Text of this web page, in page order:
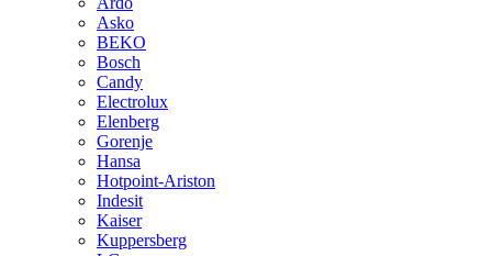
Asko
BEKO
Bosch
Candy
Electrolux
Elenberg
Gorenje
Hansa
Hotpoint-Ariston
Indesit
Kaiser
Kuppersberg